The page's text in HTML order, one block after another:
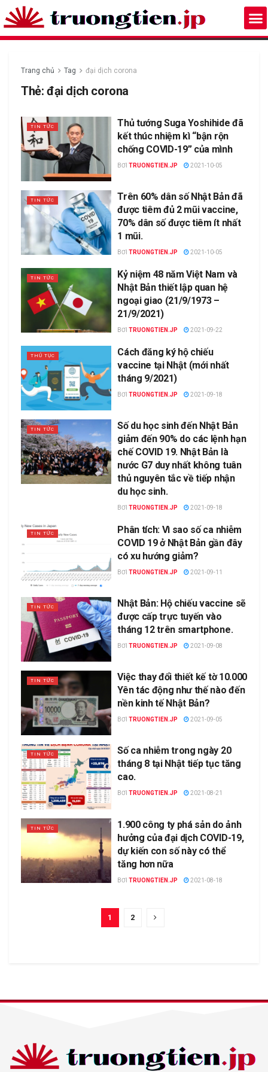
Trang chủ Tag đại dịch corona
Thẻ:đại dịch corona
TIN TỨC
Thủ tướng Suga Yoshihide đã
kết thúc nhiệm kì “bận rộn
chống COVID-19” của mình
BƠI TRUONGTIEN.JP 2021-10-05
TIN TỨC
Trên 60% dân số Nhật Bản đã
được tiêm đủ 2 mũi vaccine,
70% dân số được tiêm ít nhất
1 mũi.
BƠI TRUONGTIEN.JP 2021-10-05
TIN TỨC
Kỷ niệm 48 năm Việt Nam và
Nhật Bản thiết lập quan hệ
ngoại giao (21/9/1973 –
21/9/2021)
BƠI TRUONGTIEN.JP 2021-09-22
THỦ TỤC
Cách đăng ký hộ chiếu
vaccine tại Nhật (mới nhất
tháng 9/2021)
BƠI TRUONGTIEN.JP 2021-09-18
TIN TỨC
Số du học sinh đến Nhật Bản
giảm đến 90% do các lệnh hạn
chế COVID 19. Nhật Bản là
nước G7 duy nhất không tuân
thủ nguyên tắc về tiếp nhận
du học sinh.
BƠI TRUONGTIEN.JP 2021-09-18
TIN TỨC
Phân tích: Vì sao số ca nhiễm
COVID 19 ở Nhật Bản gần đây
có xu hướng giảm?
BƠI TRUONGTIEN.JP 2021-09-11
TIN TỨC
Nhật Bản: Hộ chiếu vaccine sẽ
được cấp trực tuyến vào
tháng 12 trên smartphone.
BƠI TRUONGTIEN.JP 2021-09-08
TIN TỨC
Việc thay đổi thiết kế tờ 10.000
Yên tác động như thế nào đến
nền kinh tế Nhật Bản?
BƠI TRUONGTIEN.JP 2021-09-05
TIN TỨC
Số ca nhiễm trong ngày 20
tháng 8 tại Nhật tiếp tục tăng
cao.
BƠI TRUONGTIEN.JP 2021-08-21
TIN TỨC
1.900 công ty phá sản do ảnh
hưởng của đại dịch COVID-19,
dự kiến con số này có thể
tăng hơn nữa
BƠI TRUONGTIEN.JP 2021-08-18
1 2